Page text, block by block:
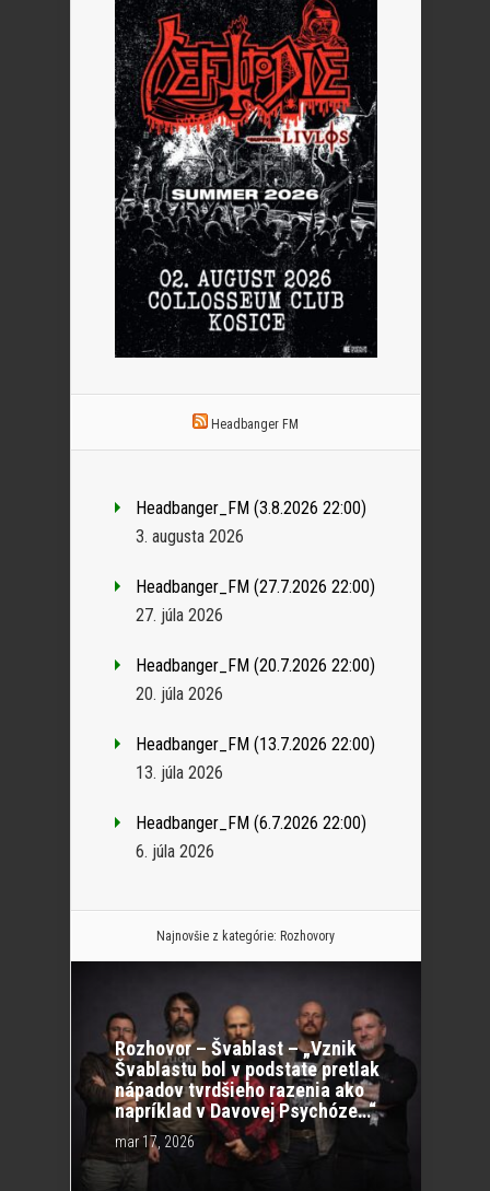
Headbanger FM
Headbanger_FM (3.8.2026 22:00)
3. augusta 2026
Headbanger_FM (27.7.2026 22:00)
27. júla 2026
Headbanger_FM (20.7.2026 22:00)
20. júla 2026
Headbanger_FM (13.7.2026 22:00)
13. júla 2026
Headbanger_FM (6.7.2026 22:00)
6. júla 2026
Najnovšie z kategórie: Rozhovory
Rozhovor – Švablast – „Vznik
Švablastu bol v podstate pretlak
nápadov tvrdšieho razenia ako
napríklad v Davovej Psychóze…“
mar 17, 2026